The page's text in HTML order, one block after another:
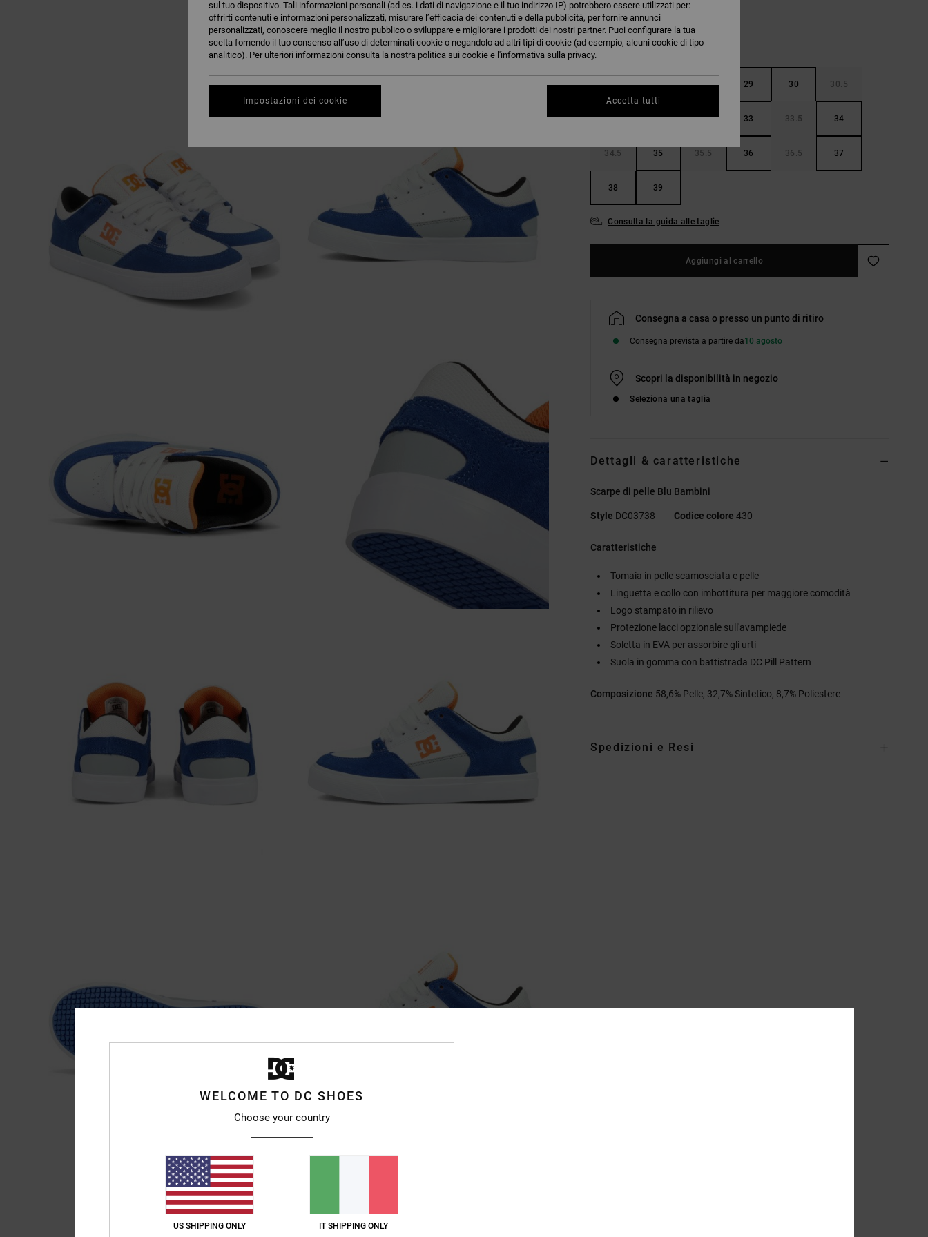
27.5 28 28.5 29 30 30.5
31 32 32.5 33 33.5 34
34.5 35 35.5 36 36.5 37
38 39
Consulta la guida alle taglie
Aggiungi al carrello
Consegna a casa o presso un punto di ritiro
Consegna prevista a partire da10 agosto
Scopri la disponibilità in negozio
Seleziona una taglia
Dettagli & caratteristiche
Scarpe di pelle Blu Bambini
Style DC03738 Codice colore 430
Caratteristiche
Tomaia in pelle scamosciata e pelle
Linguetta e collo con imbottitura per maggiore comodità
Logo stampato in rilievo
Protezione lacci opzionale sull'avampiede
Soletta in EVA per assorbire gli urti
Suola in gomma con battistrada DC Pill Pattern
Composizione 58,6% Pelle, 32,7% Sintetico, 8,7% Poliestere
Spedizioni e Resi
WELCOME TO DC SHOES
Choose your country
US SHIPPING ONLY IT SHIPPING ONLY
sul tuo dispositivo. Tali informazioni personali (ad es. i dati di navigazione e il tuo indirizzo IP) potrebbero essere utilizzati per:
offrirti contenuti e informazioni personalizzati, misurare l’efficacia dei contenuti e della pubblicità, per fornire annunci
personalizzati, conoscere meglio il nostro pubblico o sviluppare e migliorare i prodotti dei nostri partner. Puoi configurare la tua
scelta fornendo il tuo consenso all’uso di determinati cookie o negandolo ad altri tipi di cookie (ad esempio, alcuni cookie di tipo
analitico). Per ulteriori informazioni consulta la nostra politica sui cookie e l'informativa sulla privacy.
Impostazioni dei cookie Accetta tutti